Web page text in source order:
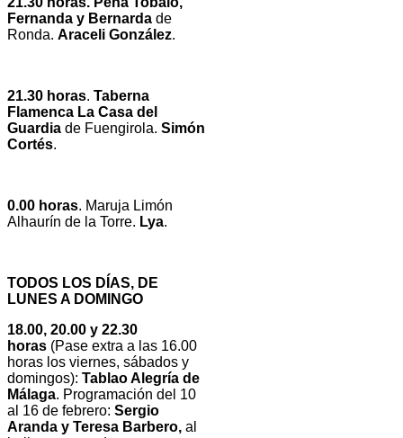
Fernanda y Bernarda de
Ronda. Araceli González.
21.30 horas. Taberna
Flamenca La Casa del
Guardia de Fuengirola. Simón
Cortés.
0.00 horas. Maruja Limón
Alhaurín de la Torre. Lya.
TODOS LOS DÍAS, DE
LUNES A DOMINGO
18.00, 20.00 y 22.30
horas (Pase extra a las 16.00
horas los viernes, sábados y
domingos): Tablao Alegría de
Málaga. Programación del 10
al 16 de febrero: Sergio
Aranda y Teresa Barbero, al